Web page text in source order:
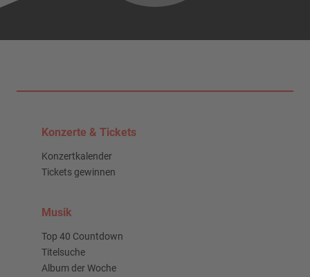
Konzerte & Tickets
Konzertkalender
Tickets gewinnen
Musik
Top 40 Countdown
Titelsuche
Album der Woche